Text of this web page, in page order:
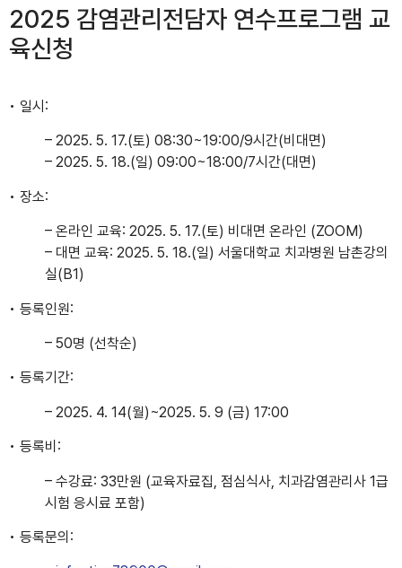
2025 감염관리전담자 연수프로그램 교
육신청
• 일시:
– 2025. 5. 17.(토) 08:30~19:00/9시간(비대면)
– 2025. 5. 18.(일) 09:00~18:00/7시간(대면)
• 장소:
– 온라인 교육: 2025. 5. 17.(토) 비대면 온라인 (ZOOM)
– 대면 교육: 2025. 5. 18.(일) 서울대학교 치과병원 남촌강의
실(B1)
• 등록인원:
– 50명 (선착순)
• 등록기간:
– 2025. 4. 14(월)~2025. 5. 9 (금) 17:00
• 등록비:
– 수강료: 33만원 (교육자료집, 점심식사, 치과감염관리사 1급
시험 응시료 포함)
• 등록문의: